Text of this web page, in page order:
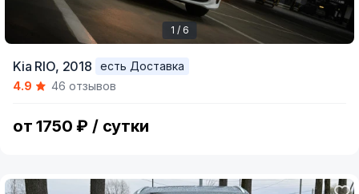
of
1 / 6
Kia RIO, 2018
есть Доставка
4.9
46 отзывов
от 1750 ₽ / сутки